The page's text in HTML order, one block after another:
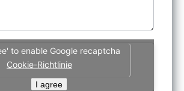
to enable Google recaptcha
Cookie-Richtlinie
I agree